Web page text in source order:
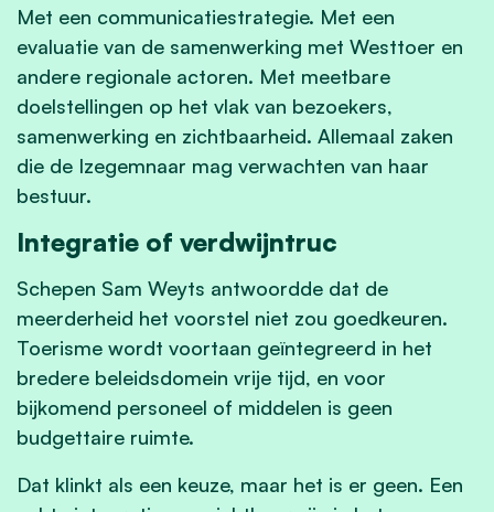
Met een communicatiestrategie. Met een
evaluatie van de samenwerking met Westtoer en
andere regionale actoren. Met meetbare
doelstellingen op het vlak van bezoekers,
samenwerking en zichtbaarheid. Allemaal zaken
die de Izegemnaar mag verwachten van haar
bestuur.
Integratie of verdwijntruc
Schepen Sam Weyts antwoordde dat de
meerderheid het voorstel niet zou goedkeuren.
Toerisme wordt voortaan geïntegreerd in het
bredere beleidsdomein vrije tijd, en voor
bijkomend personeel of middelen is geen
budgettaire ruimte.
Dat klinkt als een keuze, maar het is er geen. Een